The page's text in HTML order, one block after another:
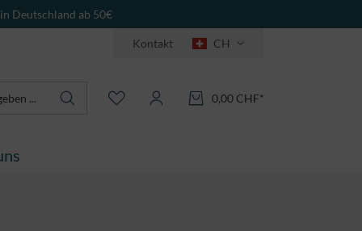
Deutschland ab 50€
Kontakt CH
0,00 CHF*